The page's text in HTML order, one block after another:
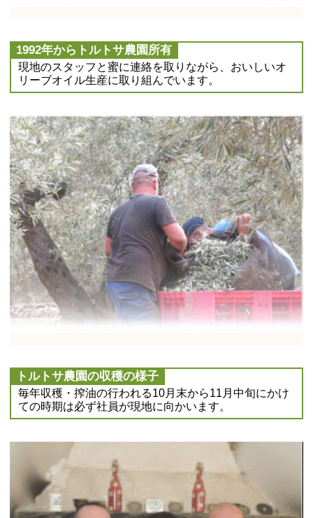
1992年からトルトサ農園所有
現地のスタッフと蜜に連絡を取りながら、おいしいオ
リーブオイル生産に取り組んでいます。
トルトサ農園の収穫の様子
毎年収穫・搾油の行われる10月末から11月中旬にかけ
ての時期は必ず社員が現地に向かいます。